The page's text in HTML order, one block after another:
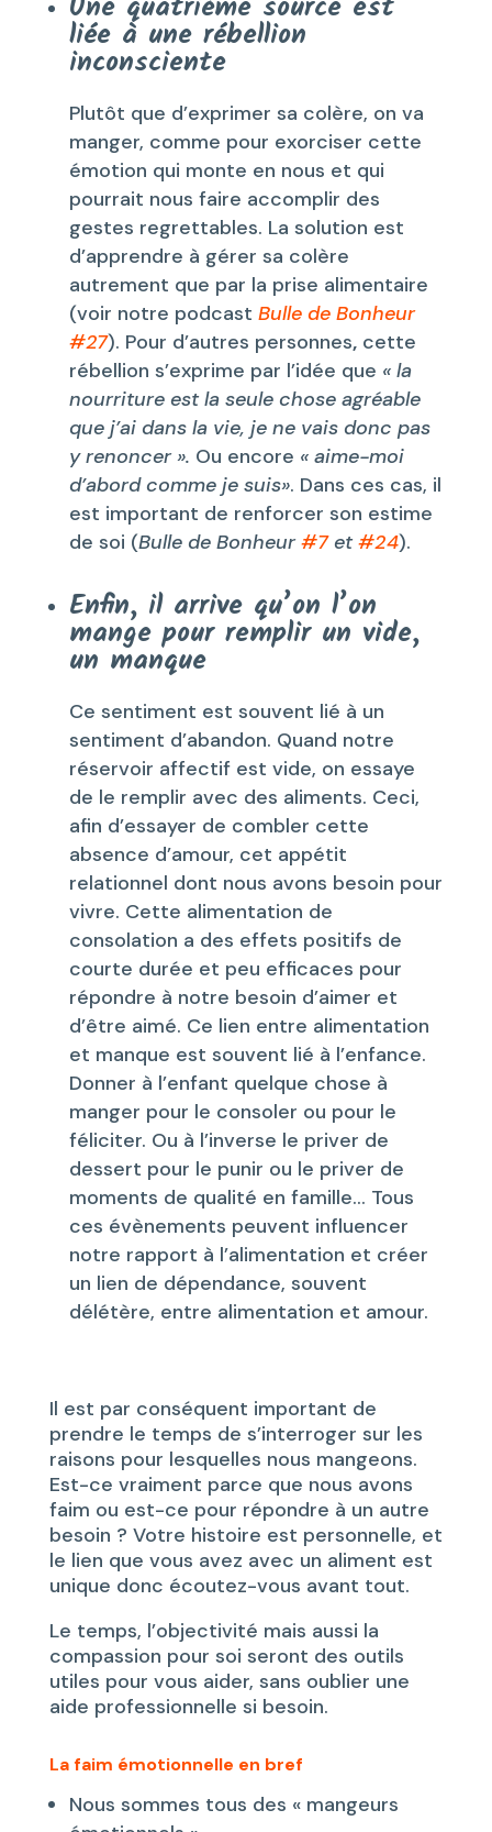
liée à une rébellion
inconsciente
Plutôt que d’exprimer sa colère, on va
manger, comme pour exorciser cette
émotion qui monte en nous et qui
pourrait nous faire accomplir des
gestes regrettables. La solution est
d’apprendre à gérer sa colère
autrement que par la prise alimentaire
(voir notre podcast Bulle de Bonheur
#27). Pour d’autres personnes,cette
rébellion s’exprime par l’idée que « la
nourriture est la seule chose agréable
que j’ai dans la vie, je ne vais donc pas
y renoncer ». Ou encore « aime-moi
d’abord comme je suis». Dans ces cas, il
est important de renforcer son estime
de soi (Bulle de Bonheur#7et#24).
Enfin, il arrive qu’on l’on
mange pour remplir un vide,
un manque
Ce sentiment est souvent lié à un
sentiment d’abandon. Quand notre
réservoir affectif est vide, on essaye
de le remplir avec des aliments. Ceci,
afin d’essayer de combler cette
absence d’amour, cet appétit
relationnel dont nous avons besoin pour
vivre. Cette alimentation de
consolation a des effets positifs de
courte durée et peu efficaces pour
répondre à notre besoin d’aimer et
d’être aimé. Ce lien entre alimentation
et manque est souvent lié à l’enfance.
Donner à l’enfant quelque chose à
manger pour le consoler ou pour le
féliciter. Ou à l’inverse le priver de
dessert pour le punir ou le priver de
moments de qualité en famille… Tous
ces évènements peuvent influencer
notre rapport à l’alimentation et créer
un lien de dépendance, souvent
délétère, entre alimentation et amour.
Il est par conséquent important de
prendre le temps de s’interroger sur les
raisons pour lesquelles nous mangeons.
Est-ce vraiment parce que nous avons
faim ou est-ce pour répondre à un autre
besoin ? Votre histoire est personnelle, et
le lien que vous avez avec un aliment est
unique donc écoutez-vous avant tout.
Le temps, l’objectivité mais aussi la
compassion pour soi seront des outils
utiles pour vous aider, sans oublier une
aide professionnelle si besoin.
La faim émotionnelle en bref
Nous sommes tous des « mangeurs